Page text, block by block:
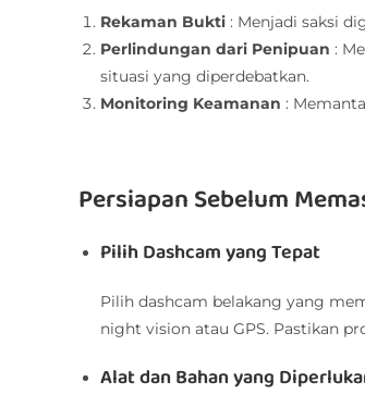
Rekaman Bukti : Menjadi saksi
Perlindungan dari Penipuan :
situasi yang diperdebatkan.
Monitoring Keamanan :
Persiapan Sebelum
Pilih Dashcam yang Tepat
Pilih dashcam belakang yang
night vision atau GPS. Pastikan
Alat dan Bahan yang